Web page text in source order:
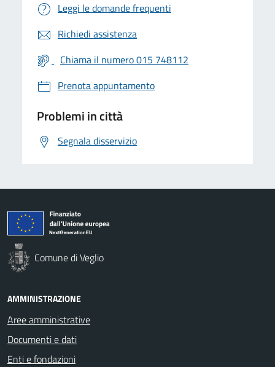
Leggi le domande frequenti
Richiedi assistenza
Chiama il numero 015 748112
Prenota appuntamento
Problemi in città
Segnala disservizio
Comune di Veglio
AMMINISTRAZIONE
Aree amministrative
Documenti e dati
Enti e fondazioni